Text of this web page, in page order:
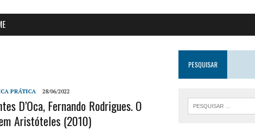
PRÁTICA 28/06/2022
D’Oca, Fernando Rodrigues. O
Aristóteles (2010)
PESQUISAR